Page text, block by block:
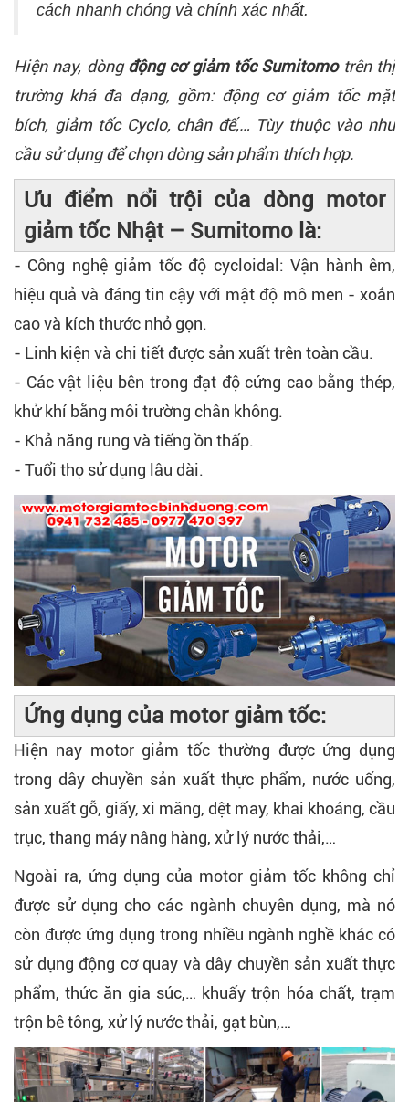
cách nhanh chóng và chính xác nhất.
Hiện nay, dòngđộng cơ giảm tốc Sumitomotrên thị
trường khá đa dạng, gồm: động cơ giảm tốc mặt
bích, giảm tốc Cyclo, chân đế,… Tùy thuộc vào nhu
cầu sử dụng để chọn dòng sản phẩm thích hợp.
Ưu điểm nổi trội của dòng motor
giảm tốc Nhật – Sumitomo là:
- Công nghệ giảm tốc độ cycloidal: Vận hành êm,
hiệu quả và đáng tin cậy với mật độ mô men - xoắn
cao và kích thước nhỏ gọn.
- Linh kiện và chi tiết được sản xuất trên toàn cầu.
- Các vật liệu bên trong đạt độ cứng cao bằng thép,
khử khí bằng môi trường chân không.
- Khả năng rung và tiếng ồn thấp.
- Tuổi thọ sử dụng lâu dài.
Ứng dụng của motor giảm tốc:
Hiện nay motor giảm tốc thường được ứng dụng
trong dây chuyền sản xuất thực phẩm, nước uống,
sản xuất gỗ, giấy, xi măng, dệt may, khai khoáng, cầu
trục, thang máy nâng hàng, xử lý nước thải,…
Ngoài ra, ứng dụng của motor giảm tốc không chỉ
được sử dụng cho các ngành chuyên dụng, mà nó
còn được ứng dụng trong nhiều ngành nghề khác có
sử dụng động cơ quay và dây chuyền sản xuất thực
phẩm, thức ăn gia súc,… khuấy trộn hóa chất, trạm
trộn bê tông, xử lý nước thải, gạt bùn,…